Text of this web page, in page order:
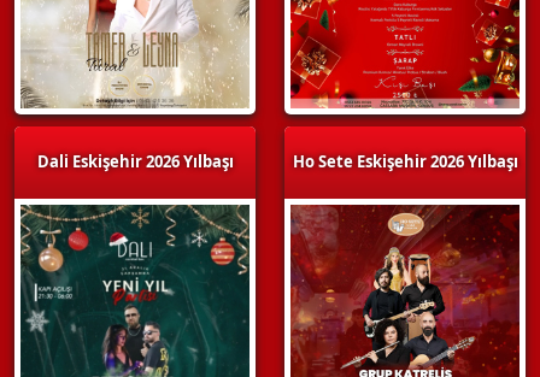
Dali Eskişehir 2026 Yılbaşı Ho Sete Eskişehir 2026 Yılbaşı